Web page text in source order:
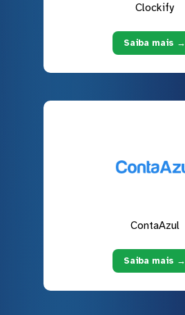
Clockify
Saiba mais →
ContaAzul
Saiba mais →